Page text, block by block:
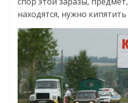
находятся, нужно